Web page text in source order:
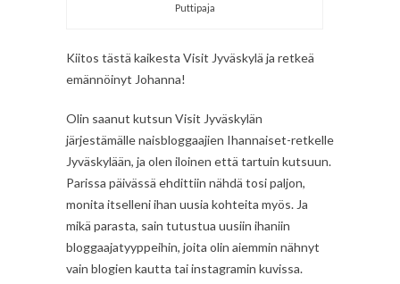
Puttipaja
Kiitos tästä kaikesta Visit Jyväskylä ja retkeä
emännöinyt Johanna!
Olin saanut kutsun Visit Jyväskylän
järjestämälle naisbloggaajien Ihannaiset-retkelle
Jyväskylään, ja olen iloinen että tartuin kutsuun.
Parissa päivässä ehdittiin nähdä tosi paljon,
monita itselleni ihan uusia kohteita myös. Ja
mikä parasta, sain tutustua uusiin ihaniin
bloggaajatyyppeihin, joita olin aiemmin nähnyt
vain blogien kautta tai instagramin kuvissa.